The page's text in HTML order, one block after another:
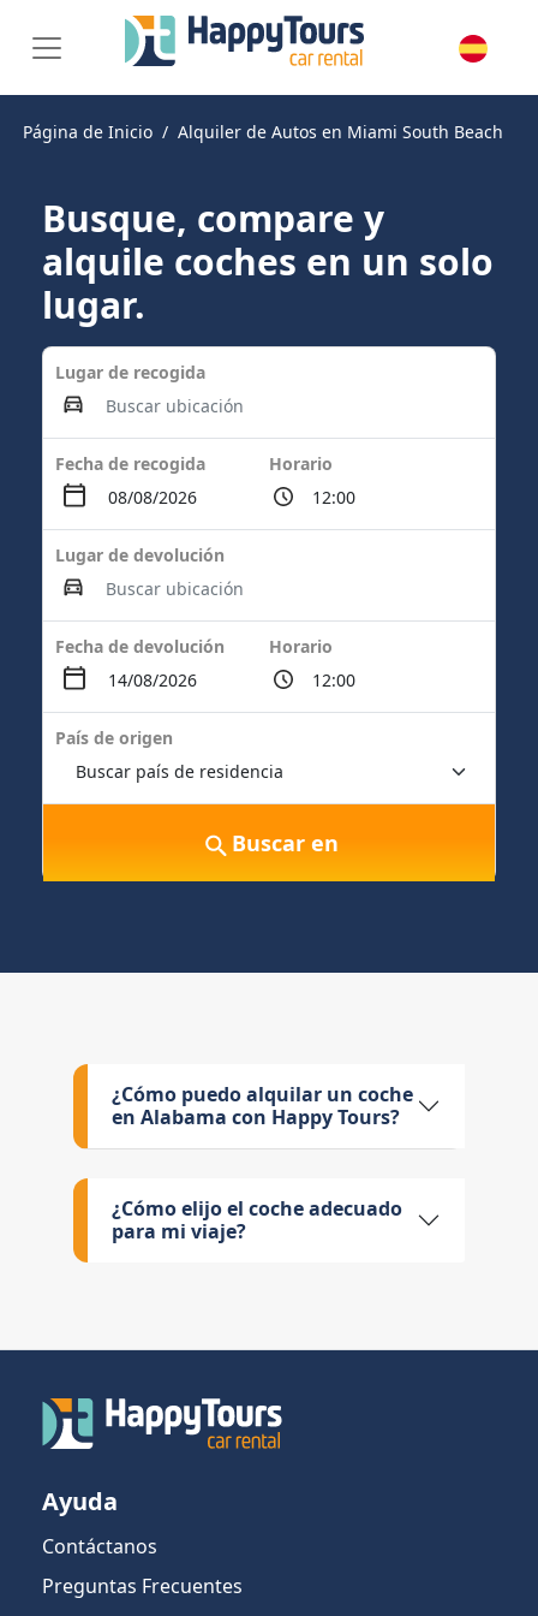
Página de Inicio Alquiler de Autos en Miami South Beach
Busque, compare y
alquile coches en un solo
lugar.
Lugar de recogida
Fecha de recogida Horario
Lugar de devolución
Fecha de devolución Horario
País de origen
Buscar en
¿Cómo puedo alquilar un coche
en Alabama con Happy Tours?
¿Cómo elijo el coche adecuado
para mi viaje?
Ayuda
Contáctanos
Preguntas Frecuentes